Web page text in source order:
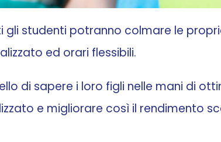
gli studenti potranno colmare le
ed orari flessibili.
di sapere i loro figli nelle mani di
e migliorare così il rendimento